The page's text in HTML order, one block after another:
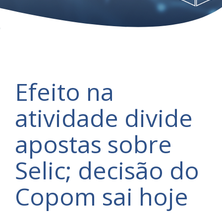
Efeito na
atividade divide
apostas sobre
Selic; decisão do
Copom sai hoje